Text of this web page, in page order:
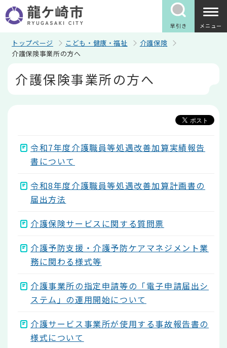
の
ペ
早引き メニュー
トップページ こども・健康・福祉
介護保険
介護保険事業所の方へ
介護保険事業所の方へ
令和7年度介護職員等処遇改善加算実績報告
書について
令和8年度介護職員等処遇改善加算計画書の
届出方法
介護保険サービスに関する質問票
介護予防支援・介護予防ケアマネジメント業
務に関わる様式等
介護事業所の指定申請等の「電子申請届出シ
ステム」の運用開始について
介護サービス事業所が使用する事故報告書の
様式について